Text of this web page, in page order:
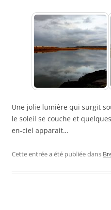
Une jolie lumière qui surgit
le soleil se couche et
en-ciel apparait…
Cette entrée a été publiée dans